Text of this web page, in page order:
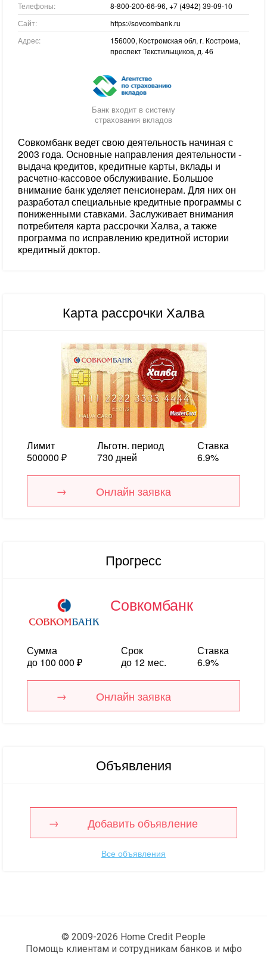
Телефоны:
8-800-200-66-96, +7 (4942) 39-09-10
Сайт:
https://sovcombank.ru
Адрес:
156000, Костромская обл, г. Кострома,
проспект Текстильщиков, д. 46
Банк входит в систему
страхования вкладов
Совкомбанк ведет свою деятельность начиная с
2003 года. Основные направления деятельности -
выдача кредитов, кредитные карты, вклады и
расчетно-кассовое обслуживание. Большое
внимание банк уделяет пенсионерам. Для них он
разработал специальные кредитные программы с
пониженными ставками. Заслуживает внимания
потребителя карта рассрочки Халва, а также
программа по исправлению кредитной истории
кредитный доктор.
Карта рассрочки Халва
Лимит
500000 ₽
Льготн. период
730 дней
Ставка
6.9%
Онлайн заявка
Прогресс
Совкомбанк
Сумма
до 100 000 ₽
Срок
до 12 мес.
Ставка
6.9%
Онлайн заявка
Объявления
Добавить объявление
Все объявления
© 2009-2026 Home Credit People
Помощь клиентам и сотрудникам банков и мфо